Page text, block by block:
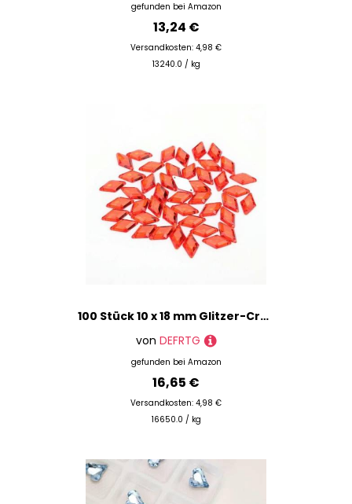
gefunden bei Amazon
13,24 €
Versandkosten: 4,98 €
13240.0 / kg
100 Stück 10 x 18 mm Glitzer-Crysta zum Aufnähen, Raute, Acryl-Strasssteine, flache Rückseite, bunte Nähperlen für DIY-Hochzeitskleid, 18 Farben, Rot
von DEFRTG
gefunden bei Amazon
16,65 €
Versandkosten: 4,98 €
16650.0 / kg